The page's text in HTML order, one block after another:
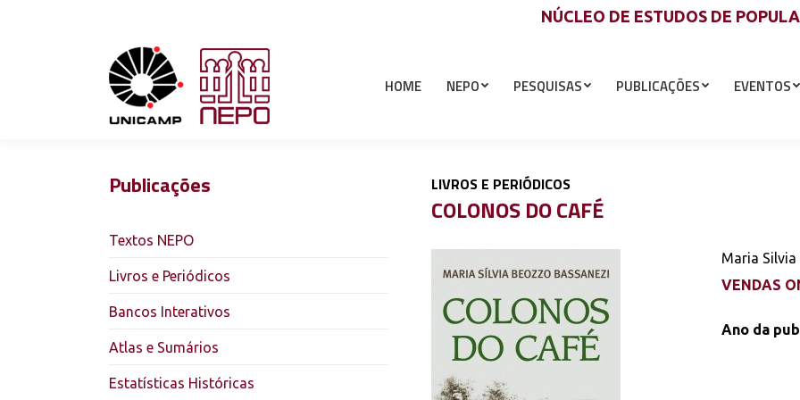
NÚCLEO DE ESTUDOS DE
HOME NEPO PESQUISAS PUBLICAÇÕES EVENTOS
Publicações
Textos NEPO
Livros e Periódicos
Bancos Interativos
Atlas e Sumários
Estatísticas Históricas
LIVROS E PERIÓDICOS
COLONOS DO CAFÉ
Maria Silvia
VENDAS
Ano da